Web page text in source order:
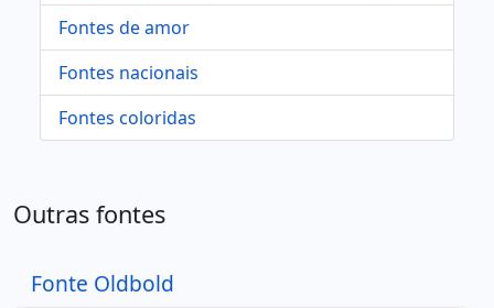
Fontes de amor
Fontes nacionais
Fontes coloridas
Outras fontes
Fonte Oldbold